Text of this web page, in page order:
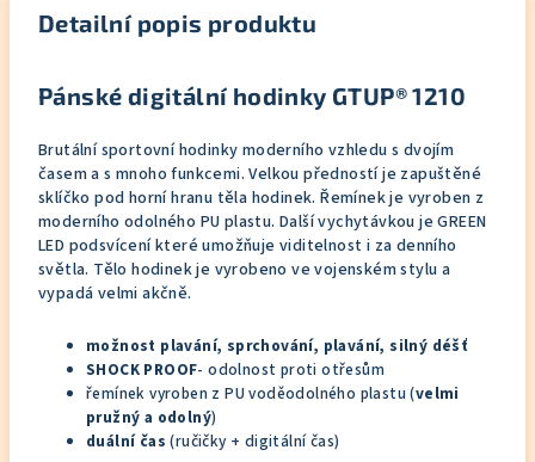
Detailní popis produktu
Pánské digitální hodinky GTUP® 1210
Brutální sportovní hodinky moderního vzhledu s dvojím
časem a s mnoho funkcemi. Velkou předností je zapuštěné
sklíčko pod horní hranu těla hodinek. Řemínek je vyroben z
moderního odolného PU plastu. Další vychytávkou je GREEN
LED podsvícení které umožňuje viditelnost i za denního
světla. Tělo hodinek je vyrobeno ve vojenském stylu a
vypadá velmi akčně.
možnost plavání, sprchování, plavání, silný déšť
SHOCK PROOF- odolnost proti otřesům
řemínek vyroben z PU voděodolného plastu (velmi
pružný a odolný)
duální čas (ručičky + digitální čas)